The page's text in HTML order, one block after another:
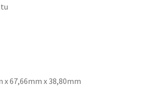
x 67,66mm x 38,80mm